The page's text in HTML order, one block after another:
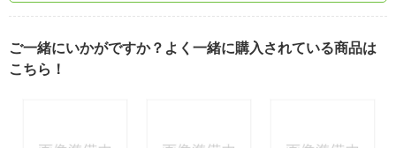
ご一緒にいかがですか？よく一緒に購入されている商品は
こちら！